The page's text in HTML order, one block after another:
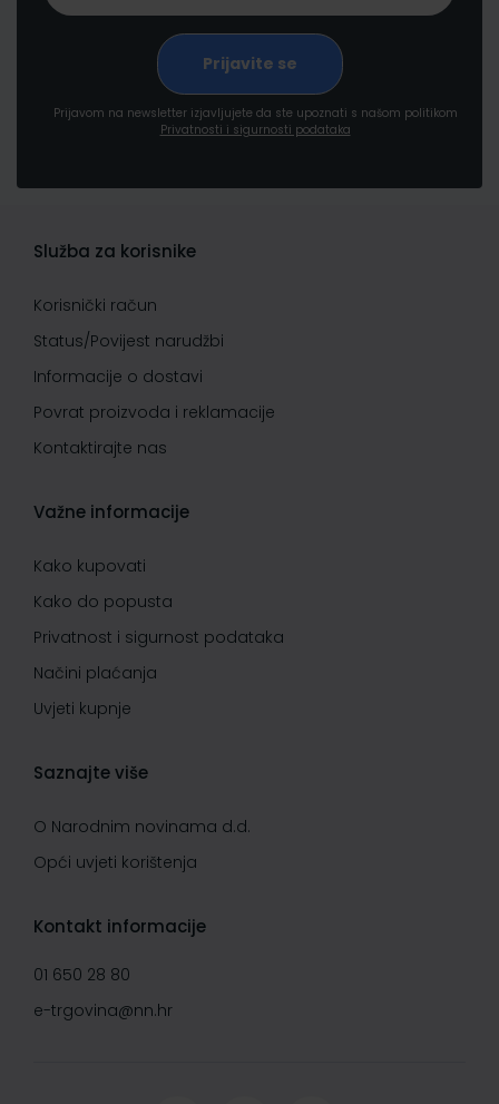
Prijavom na newsletter izjavljujete da ste upoznati s našom politikom
Privatnosti i sigurnosti podataka
Služba za korisnike
Korisnički račun
Status/Povijest narudžbi
Informacije o dostavi
Povrat proizvoda i reklamacije
Kontaktirajte nas
Važne informacije
Kako kupovati
Kako do popusta
Privatnost i sigurnost podataka
Načini plaćanja
Uvjeti kupnje
Saznajte više
O Narodnim novinama d.d.
Opći uvjeti korištenja
Kontakt informacije
01 650 28 80
e-trgovina@nn.hr